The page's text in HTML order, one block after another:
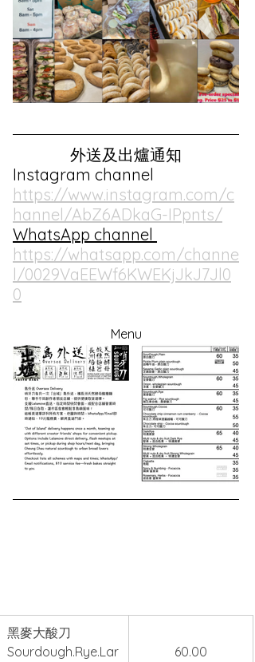
外送及出爐通知
Instagram channel
https://www.instagram.com/c
hannel/AbZ6ADkaG-IPpnts/
WhatsApp channel
https://whatsapp.com/channe
l/0029VaEEWf6KWEKjJkJ7Jl0
0
Menu
黑麥大酸刀
Sourdough.Rye.Lar
60.00